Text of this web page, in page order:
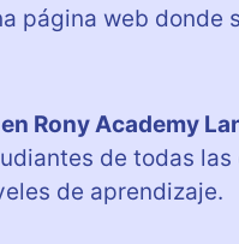
página web donde
Rony Academy
de todas
de aprendizaje.